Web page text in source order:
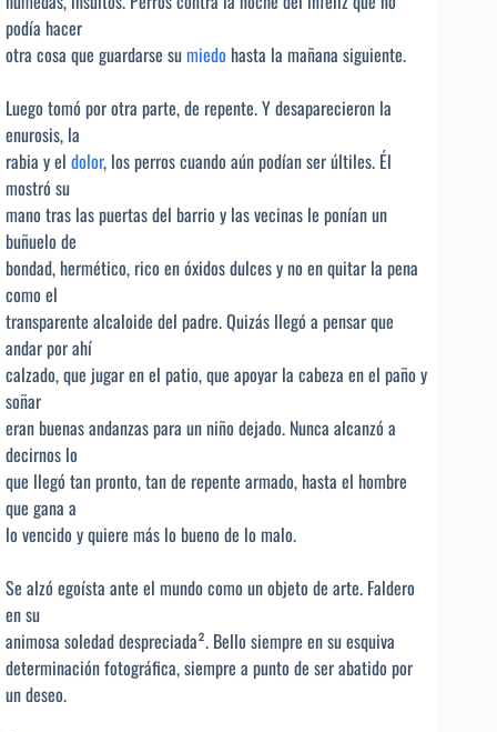
podía hacer
otra cosa que guardarse sumiedo hasta la mañana siguiente.
Luego tomó por otra parte, de repente. Y desaparecieron la
enurosis, la
rabia y el dolor, los perros cuando aún podían ser últiles. Él
mostró su
mano tras las puertas del barrio y las vecinas le ponían un
buñuelo de
bondad, hermético, rico en óxidos dulces y no en quitar la pena
como el
transparente alcaloide del padre. Quizás llegó a pensar que
andar por ahí
calzado, que jugar en el patio, que apoyar la cabeza en el paño y
soñar
eran buenas andanzas para un niño dejado. Nunca alcanzó a
decirnos lo
que llegó tan pronto, tan de repente armado, hasta el hombre
que gana a
lo vencido y quiere más lo bueno de lo malo.
Se alzó egoísta ante el mundo como un objeto de arte. Faldero
en su
animosa soledad despreciada². Bello siempre en su esquiva
determinación fotográfica, siempre a punto de ser abatido por
un deseo.